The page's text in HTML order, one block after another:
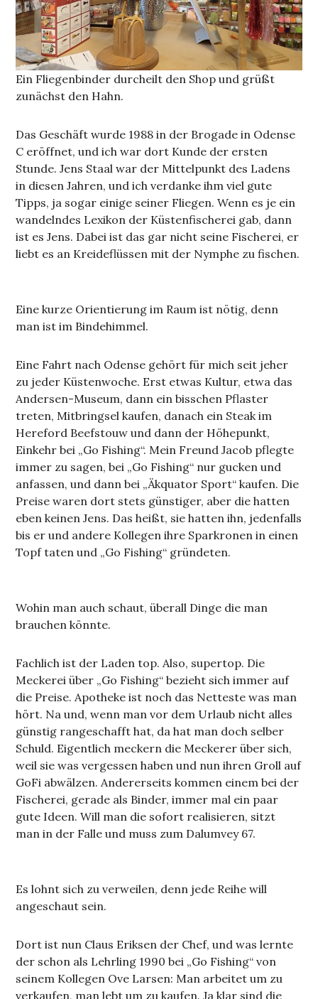
Ein Fliegenbinder durcheilt den Shop und grüßt
zunächst den Hahn.
Das Geschäft wurde 1988 in der Brogade in Odense
C eröffnet, und ich war dort Kunde der ersten
Stunde. Jens Staal war der Mittelpunkt des Ladens
in diesen Jahren, und ich verdanke ihm viel gute
Tipps, ja sogar einige seiner Fliegen. Wenn es je ein
wandelndes Lexikon der Küstenfischerei gab, dann
ist es Jens. Dabei ist das gar nicht seine Fischerei, er
liebt es an Kreideflüssen mit der Nymphe zu fischen.
Eine kurze Orientierung im Raum ist nötig, denn
man ist im Bindehimmel.
Eine Fahrt nach Odense gehört für mich seit jeher
zu jeder Küstenwoche. Erst etwas Kultur, etwa das
Andersen-Museum, dann ein bisschen Pflaster
treten, Mitbringsel kaufen, danach ein Steak im
Hereford Beefstouw und dann der Höhepunkt,
Einkehr bei „Go Fishing“. Mein Freund Jacob pflegte
immer zu sagen, bei „Go Fishing“ nur gucken und
anfassen, und dann bei „Äkquator Sport“ kaufen. Die
Preise waren dort stets günstiger, aber die hatten
eben keinen Jens. Das heißt, sie hatten ihn, jedenfalls
bis er und andere Kollegen ihre Sparkronen in einen
Topf taten und „Go Fishing“ gründeten.
Wohin man auch schaut, überall Dinge die man
brauchen könnte.
Fachlich ist der Laden top. Also, supertop. Die
Meckerei über „Go Fishing“ bezieht sich immer auf
die Preise. Apotheke ist noch das Netteste was man
hört. Na und, wenn man vor dem Urlaub nicht alles
günstig rangeschafft hat, da hat man doch selber
Schuld. Eigentlich meckern die Meckerer über sich,
weil sie was vergessen haben und nun ihren Groll auf
GoFi abwälzen. Andererseits kommen einem bei der
Fischerei, gerade als Binder, immer mal ein paar
gute Ideen. Will man die sofort realisieren, sitzt
man in der Falle und muss zum Dalumvey 67.
Es lohnt sich zu verweilen, denn jede Reihe will
angeschaut sein.
Dort ist nun Claus Eriksen der Chef, und was lernte
der schon als Lehrling 1990 bei „Go Fishing“ von
seinem Kollegen Ove Larsen: Man arbeitet um zu
verkaufen, man lebt um zu kaufen. Ja klar sind die